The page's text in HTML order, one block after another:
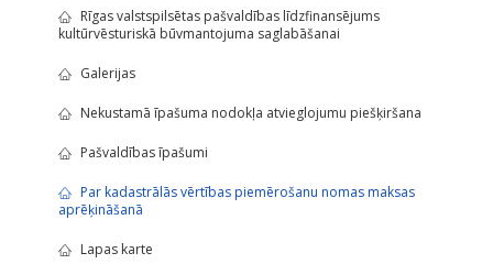
Rīgas valstspilsētas pašvaldības līdzfinansējums
kultūrvēsturiskā būvmantojuma saglabāšanai
Galerijas
Nekustamā īpašuma nodokļa atvieglojumu piešķiršana
Pašvaldības īpašumi
Par kadastrālās vērtības piemērošanu nomas maksas
aprēķināšanā
Lapas karte